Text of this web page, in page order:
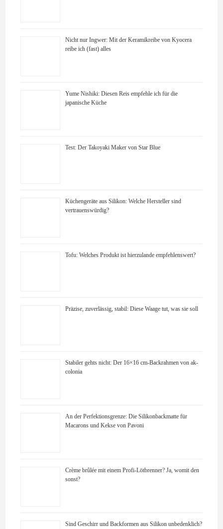
Nicht nur Ingwer: Mit der Keramikreibe von Kyocera
reibe ich (fast) alles
Yume Nishiki: Diesen Reis empfehle ich für die
japanische Küche
Test: Der Takoyaki Maker von Star Blue
Küchengeräte aus Silikon: Welche Hersteller sind
vertrauenswürdig?
Tofu: Welches Produkt ist hierzulande empfehlenswert?
Präzise, zuverlässig, stabil: Diese Waage tut, was sie soll
Stabiler gehts nicht: Der 16×16 cm-Backrahmen von ak-
colonia
An der Perfektionsgrenze: Die Silikonbackmatte für
Macarons und Kekse von Pavoni
Crème brûlée mit einem Profi-Lötbrenner? Ja, womit den
sonst?
Sind Geschirr und Backformen aus Silikon unbedenklich?